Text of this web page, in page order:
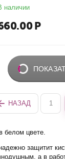
белом цвете.
защитит
а в
наличии
Р
НАЗАД 1